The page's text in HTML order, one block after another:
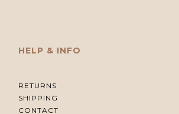
HELP & INFO
RETURNS
SHIPPING
CONTACT